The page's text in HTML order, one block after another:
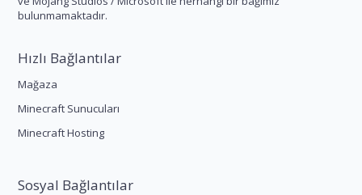
bulunmamaktadır.
Hızlı Bağlantılar
Mağaza
Minecraft Sunucuları
Minecraft Hosting
Sosyal Bağlantılar